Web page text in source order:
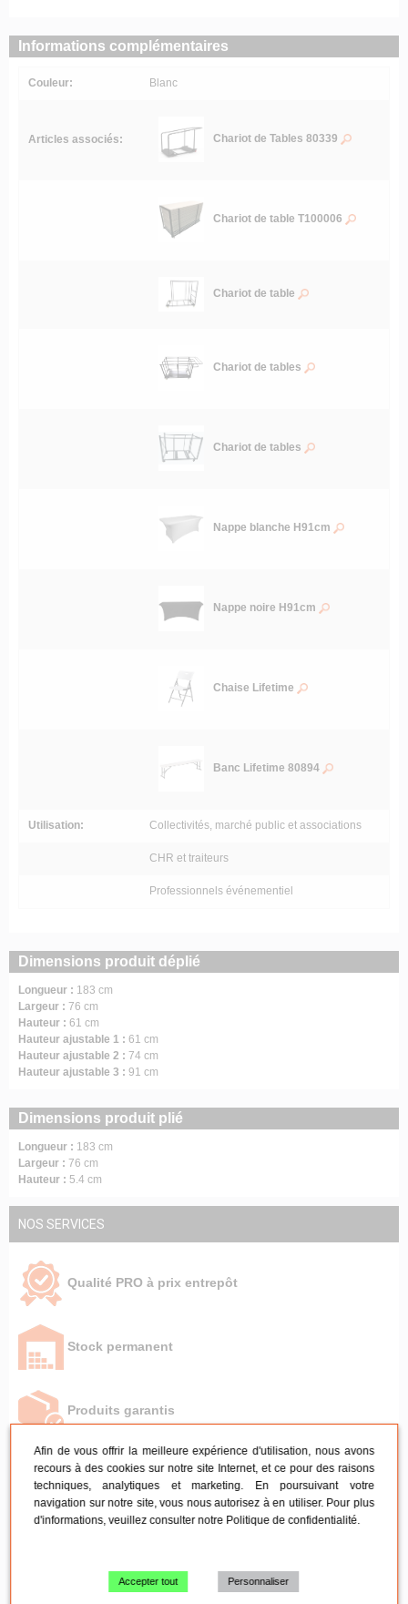
Informations complémentaires
Couleur: Blanc
Articles associés: Chariot de Tables 80339
Chariot de table T100006
Chariot de table
Chariot de tables
Chariot de tables
Nappe blanche H91cm
Nappe noire H91cm
Chaise Lifetime
Banc Lifetime 80894
Utilisation: Collectivités, marché public et associations
CHR et traiteurs
Professionnels événementiel
Dimensions produit déplié
Longueur : 183 cm
Largeur : 76 cm
Hauteur : 61 cm
Hauteur ajustable 1 : 61 cm
Hauteur ajustable 2 : 74 cm
Hauteur ajustable 3 : 91 cm
Dimensions produit plié
Longueur : 183 cm
Largeur : 76 cm
Hauteur : 5.4 cm
NOS SERVICES
Qualité PRO à prix entrepôt
Stock permanent
Produits garantis
Devis sous 24h
Livraison rapide
Retrait à l'entrepôt
Afin de vous offrir la meilleure expérience d'utilisation, nous avons
recours à des cookies sur notre site Internet, et ce pour des raisons
techniques, analytiques et marketing. En poursuivant votre
navigation sur notre site, vous nous autorisez à en utiliser. Pour plus
d'informations, veuillez consulter notre Politique de confidentialité
Accepter tout Personnaliser